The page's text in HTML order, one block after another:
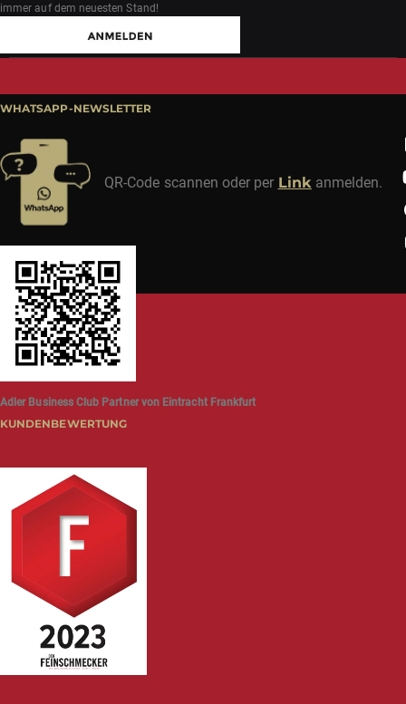
immer auf dem neuesten Stand!
WHATSAPP-NEWSLETTER
QR-Code scannen oder per Linkanmelden.
Adler Business Club Partner von Eintracht Frankfurt
KUNDENBEWERTUNG